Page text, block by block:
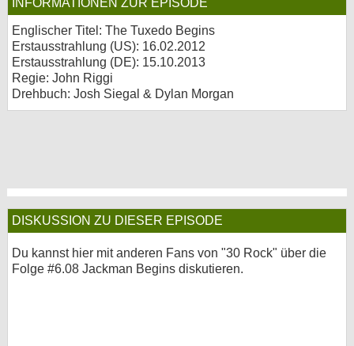
INFORMATIONEN ZUR EPISODE
Englischer Titel: The Tuxedo Begins
Erstausstrahlung (US): 16.02.2012
Erstausstrahlung (DE): 15.10.2013
Regie: John Riggi
Drehbuch: Josh Siegal & Dylan Morgan
DISKUSSION ZU DIESER EPISODE
Du kannst hier mit anderen Fans von "30 Rock" über die
Folge #6.08 Jackman Begins diskutieren.